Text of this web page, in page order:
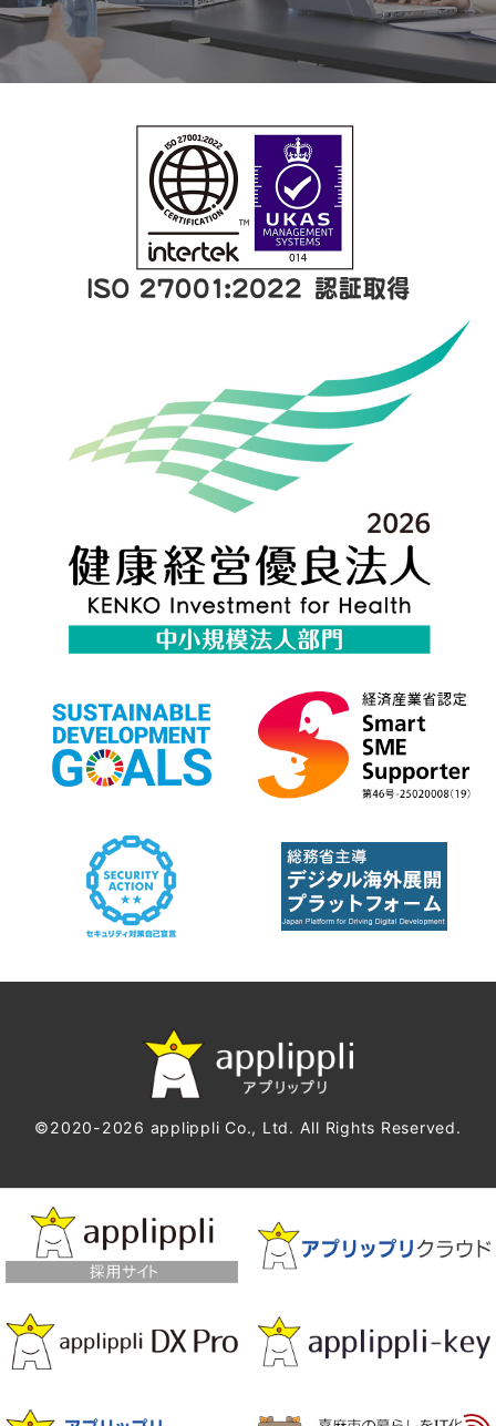
©2020-2026 applippli Co., Ltd. All Rights Reserved.